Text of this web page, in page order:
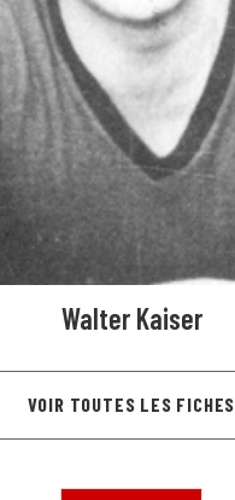
Walter Kaiser
VOIR TOUTES LES FICHES